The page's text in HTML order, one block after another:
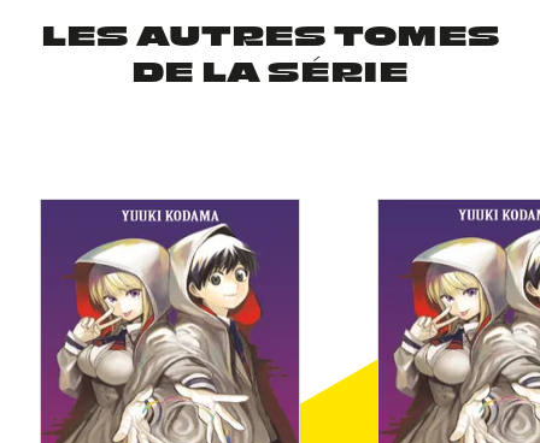
LES AUTRES TOMES
DE LA SÉRIE